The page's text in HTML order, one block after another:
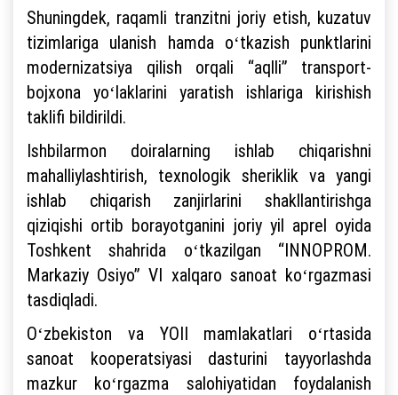
Shuningdek, raqamli tranzitni joriy etish, kuzatuv
tizimlariga ulanish hamda oʻtkazish punktlarini
modernizatsiya qilish orqali “aqlli” transport-
bojxona yoʻlaklarini yaratish ishlariga kirishish
taklifi bildirildi.
Ishbilarmon doiralarning ishlab chiqarishni
mahalliylashtirish, texnologik sheriklik va yangi
ishlab chiqarish zanjirlarini shakllantirishga
qiziqishi ortib borayotganini joriy yil aprel oyida
Toshkent shahrida oʻtkazilgan “INNOPROM.
Markaziy Osiyo” VI xalqaro sanoat koʻrgazmasi
tasdiqladi.
Oʻzbekiston va YOII mamlakatlari oʻrtasida
sanoat kooperatsiyasi dasturini tayyorlashda
mazkur koʻrgazma salohiyatidan foydalanish